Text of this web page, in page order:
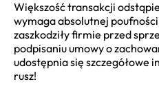
Większość transakcji
wymaga absolutnej
zaszkodziły firmie przed
podpisaniu umowy o
udostępnia się szczegółowe
rusz!